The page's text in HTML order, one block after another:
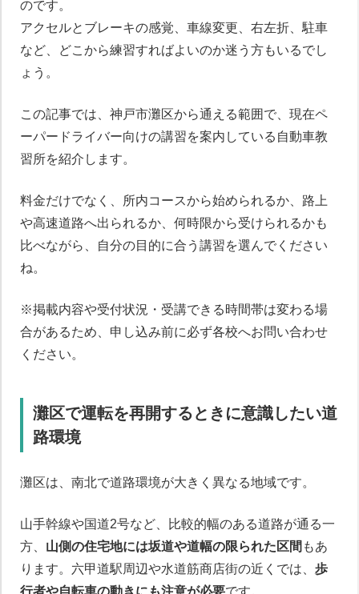
のです。
アクセルとブレーキの感覚、車線変更、右左折、駐車
など、どこから練習すればよいのか迷う方もいるでし
ょう。
この記事では、神戸市灘区から通える範囲で、現在ペ
ーパードライバー向けの講習を案内している自動車教
習所を紹介します。
料金だけでなく、所内コースから始められるか、路上
や高速道路へ出られるか、何時限から受けられるかも
比べながら、自分の目的に合う講習を選んでください
ね。
※掲載内容や受付状況・受講できる時間帯は変わる場
合があるため、申し込み前に必ず各校へお問い合わせ
ください。
灘区で運転を再開するときに意識したい道
路環境
灘区は、南北で道路環境が大きく異なる地域です。
山手幹線や国道2号など、比較的幅のある道路が通る一
方、 山側の住宅地には坂道や道幅の限られた区間 もあ
ります。六甲道駅周辺や水道筋商店街の近くでは、 歩
行者や自転車の動きにも注意が必要です。